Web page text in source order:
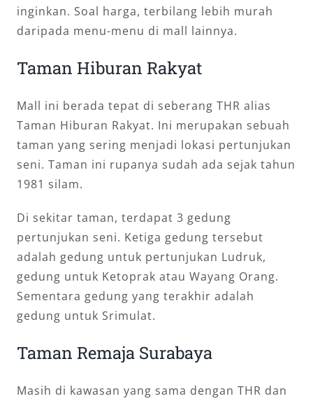
inginkan. Soal harga, terbilang lebih murah
daripada menu-menu di mall lainnya.
Taman Hiburan Rakyat
Mall ini berada tepat di seberang THR alias
Taman Hiburan Rakyat. Ini merupakan sebuah
taman yang sering menjadi lokasi pertunjukan
seni. Taman ini rupanya sudah ada sejak tahun
1981 silam.
Di sekitar taman, terdapat 3 gedung
pertunjukan seni. Ketiga gedung tersebut
adalah gedung untuk pertunjukan Ludruk,
gedung untuk Ketoprak atau Wayang Orang.
Sementara gedung yang terakhir adalah
gedung untuk Srimulat.
Taman Remaja Surabaya
Masih di kawasan yang sama dengan THR dan